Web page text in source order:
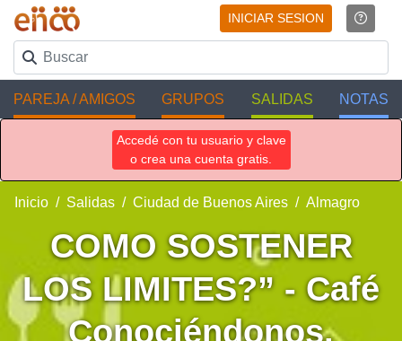
INICIAR SESION
PAREJA / AMIGOS GRUPOS SALIDAS NOTAS
Accedé con tu usuario y clave
o crea una cuenta gratis.
Inicio Salidas Ciudad de Buenos Aires Almagro
COMO SOSTENER
LOS LIMITES?” - Café
Conociéndonos,